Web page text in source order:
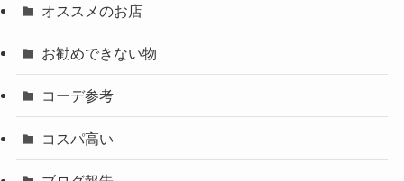
オススメのお店
お勧めできない物
コーデ参考
コスパ高い